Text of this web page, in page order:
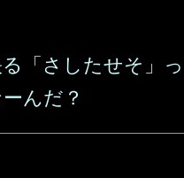
「さしたせそ」っ
んだ？